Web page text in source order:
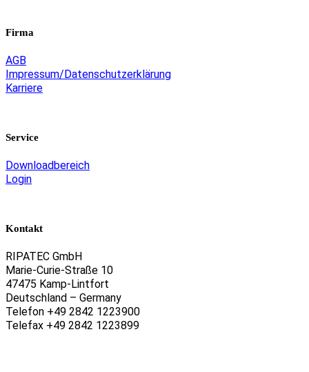
Firma
AGB
Impressum/Datenschutzerklärung
Karriere
Service
Downloadbereich
Login
Kontakt
RIPATEC GmbH
Marie-Curie-Straße 10
47475 Kamp-Lintfort
Deutschland – Germany
Telefon +49 2842 1223900
Telefax +49 2842 1223899